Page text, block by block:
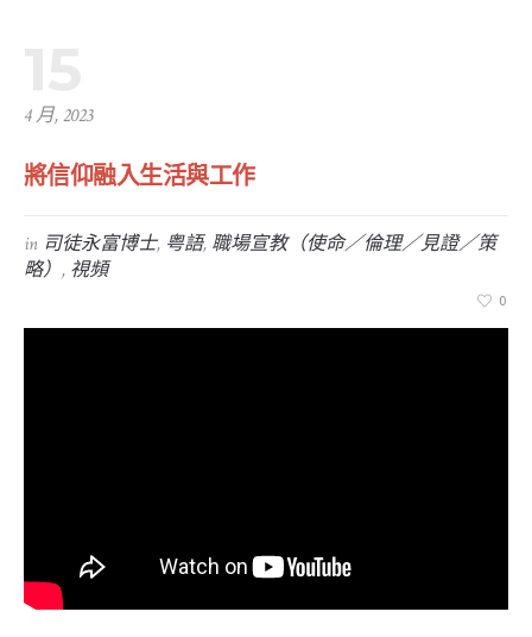
4 月, 2023
將信仰融入生活與工作
in 司徒永富博士, 粤語, 職場宣教（使命／倫理／見證／策
略） , 視頻
0